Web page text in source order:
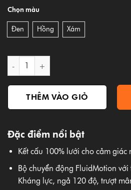
Chọn màu
Đen Hồng Xám
Ghế công thái học Hyperwork Airy
THÊM VÀO GIỎ
Đặc điểm nổi bật
Kết cấu 100% lưới cho cảm
Bộ chuyển động FluidMotion
Kháng lực, ngả 120 độ, trượt